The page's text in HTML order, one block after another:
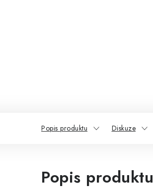
Popis produktu Diskuze
Popis produktu